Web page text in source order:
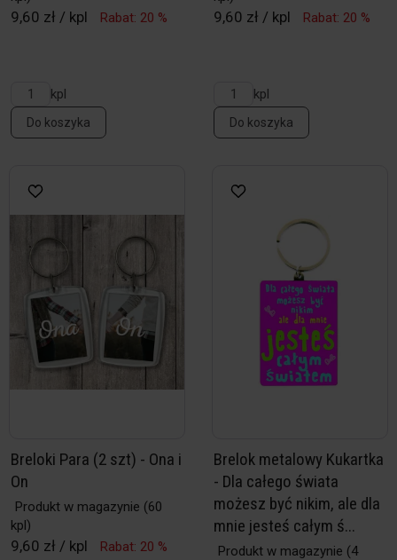
9,60 zł / kpl Rabat: 20 %
kpl
Do koszyka
9,60 zł / kpl Rabat: 20 %
kpl
Do koszyka
Breloki Para (2 szt) - Ona i
On
Produkt w magazynie (60
kpl)
9,60 zł / kpl Rabat: 20 %
Brelok metalowy Kukartka
- Dla całego świata
możesz być nikim, ale dla
mnie jesteś całym ś...
Produkt w magazynie (4